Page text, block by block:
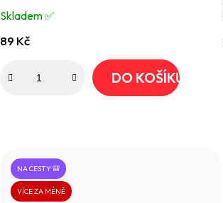
je
z
hvězdiček.
Skladem ✅️
89 Kč
DO KOŠÍKU
NA CESTY 🎒
VÍCE ZA MÉNĚ